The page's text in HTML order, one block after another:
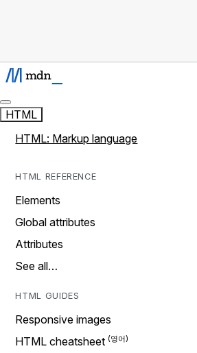
HTML
HTML: Markup language
HTML REFERENCE
Elements
Global attributes
Attributes
See all…
HTML GUIDES
Responsive images
HTML cheatsheet